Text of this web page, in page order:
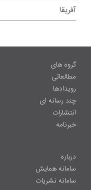
آفریقا
گروه های
مطالعاتی
رویدادها
چند رسانه ای
انتشارات
خبرنامه
درباره
سامانه همایش
سامانه نشریات